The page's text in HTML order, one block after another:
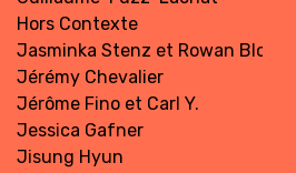
Hors Contexte
Jasminka Stenz et Rowan Blockey
Jérémy Chevalier
Jérôme Fino et Carl Y.
Jessica Gafner
Jisung Hyun